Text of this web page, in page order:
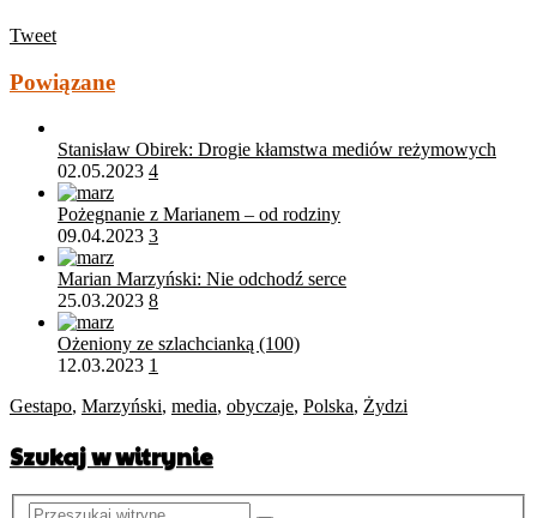
Tweet
Powiązane
Stanisław Obirek: Drogie kłamstwa mediów reżymowych
02.05.2023 4
Pożegnanie z Marianem – od rodziny
09.04.2023 3
Marian Marzyński: Nie odchodź serce
25.03.2023 8
Ożeniony ze szlachcianką (100)
12.03.2023 1
Gestapo, Marzyński, media, obyczaje, Polska, Żydzi
Szukaj w witrynie